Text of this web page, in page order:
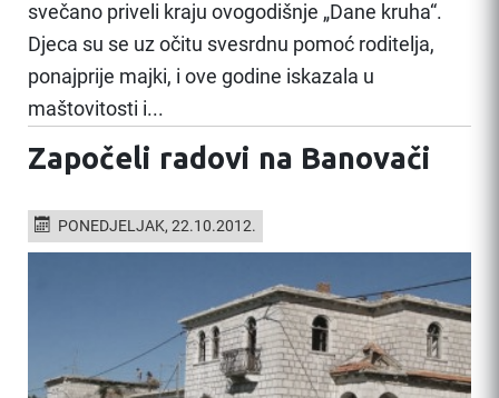
svečano priveli kraju ovogodišnje „Dane kruha“.
Djeca su se uz očitu svesrdnu pomoć roditelja,
ponajprije majki, i ove godine iskazala u
maštovitosti i...
Započeli radovi na Banovači
PONEDJELJAK, 22.10.2012.